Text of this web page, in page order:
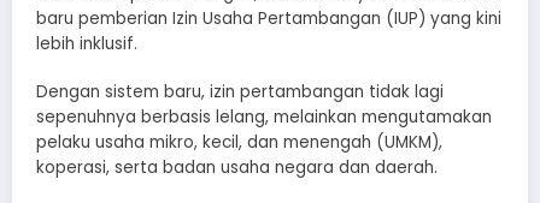
baru pemberian Izin Usaha Pertambangan (IUP) yang kini
lebih inklusif.
Dengan sistem baru, izin pertambangan tidak lagi
sepenuhnya berbasis lelang, melainkan mengutamakan
pelaku usaha mikro, kecil, dan menengah (UMKM),
koperasi, serta badan usaha negara dan daerah.